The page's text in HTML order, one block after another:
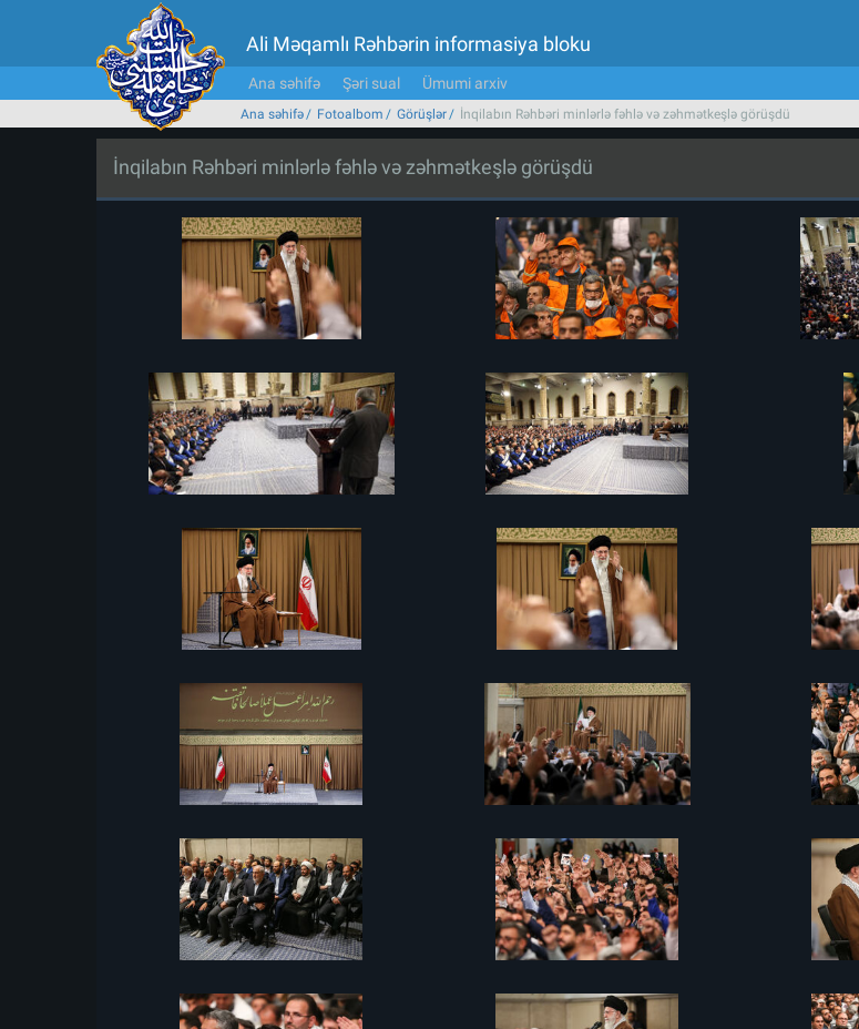
Ali Məqamlı Rəhbərin informasiya bloku
Ana səhifə Şəri sual Ümumi arxiv
Ana səhifə Fotoalbom Görüşlər İnqilabın Rəhbəri minlərlə fəhlə və zəhmətkeşlə görüşdü
İnqilabın Rəhbəri minlərlə fəhlə və zəhmətkeşlə görüşdü